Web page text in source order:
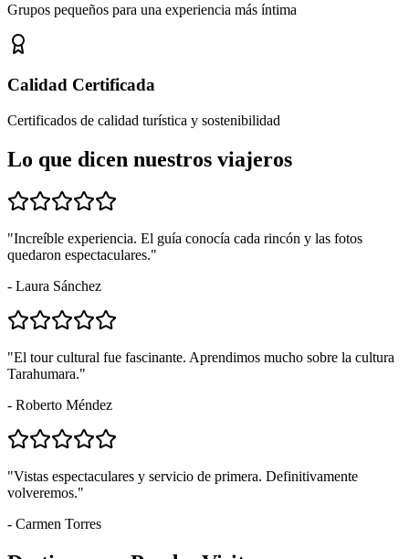
Grupos pequeños para una experiencia más íntima
Calidad Certificada
Certificados de calidad turística y sostenibilidad
Lo que dicen nuestros viajeros
"Increíble experiencia. El guía conocía cada rincón y las fotos
quedaron espectaculares."
- Laura Sánchez
"El tour cultural fue fascinante. Aprendimos mucho sobre la cultura
Tarahumara."
- Roberto Méndez
"Vistas espectaculares y servicio de primera. Definitivamente
volveremos."
- Carmen Torres